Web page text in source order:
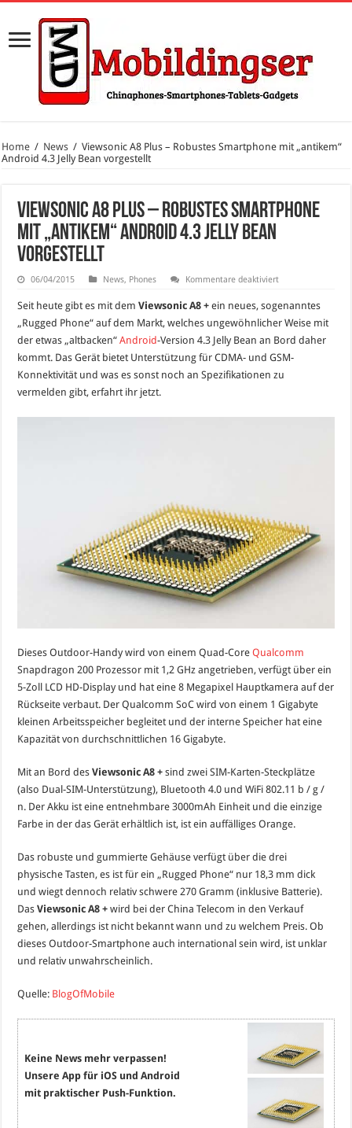
Home / News / Viewsonic A8 Plus – Robustes Smartphone mit „antikem“
Android 4.3 Jelly Bean vorgestellt
Viewsonic A8 Plus – Robustes Smartphone
mit „antikem“ Android 4.3 Jelly Bean
vorgestellt
06/04/2015 News, Phones Kommentare deaktiviertfür
Plus
–
Robustes
Smartphone
„antikem“
Android
4.3
Seit heute gibt es mit demViewsonic A8 + ein neues, sogenanntes
„Rugged Phone“ auf dem Markt, welches ungewöhnlicher Weise mit
der etwas „altbacken“Android-Version 4.3 Jelly Bean an Bord daher
kommt. Das Gerät bietet Unterstützung für CDMA- und GSM-
Konnektivität und was es sonst noch an Spezifikationen zu
vermelden gibt, erfahrt ihr jetzt.
Dieses Outdoor-Handy wird von einem Quad-CoreQualcomm
Snapdragon 200 Prozessor mit 1,2 GHz angetrieben, verfügt über ein
5-Zoll LCD HD-Display und hat eine 8 Megapixel Hauptkamera auf der
Rückseite verbaut. Der Qualcomm SoC wird von einem 1 Gigabyte
kleinen Arbeitsspeicher begleitet und der interne Speicher hat eine
Kapazität von durchschnittlichen 16 Gigabyte.
Mit an Bord desViewsonic A8 + sind zwei SIM-Karten-Steckplätze
(also Dual-SIM-Unterstützung), Bluetooth 4.0 und WiFi 802.11 b / g /
n. Der Akku ist eine entnehmbare 3000mAh Einheit und die einzige
Farbe in der das Gerät erhältlich ist, ist ein auffälliges Orange.
Das robuste und gummierte Gehäuse verfügt über die drei
physische Tasten, es ist für ein „Rugged Phone“ nur 18,3 mm dick
und wiegt dennoch relativ schwere 270 Gramm (inklusive Batterie).
DasViewsonic A8 +wird bei der China Telecom in den Verkauf
gehen, allerdings ist nicht bekannt wann und zu welchem Preis. Ob
dieses Outdoor-Smartphone auch international sein wird, ist unklar
und relativ unwahrscheinlich.
Quelle: BlogOfMobile
Keine News mehr verpassen!
Unsere App für iOS und Android
mit praktischer Push-Funktion.